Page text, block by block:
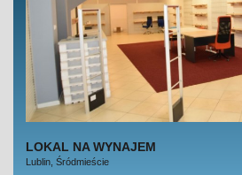
LOKAL NA WYNAJEM
Lublin, Śródmieście